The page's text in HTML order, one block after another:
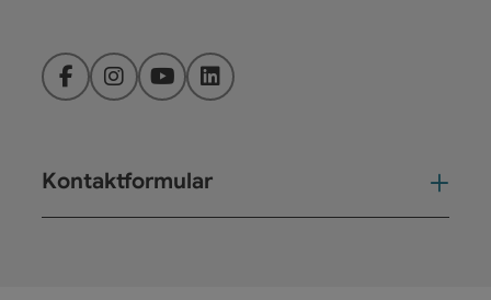
FacebookInstagramYouTubeLinkedIn
Kontaktformular